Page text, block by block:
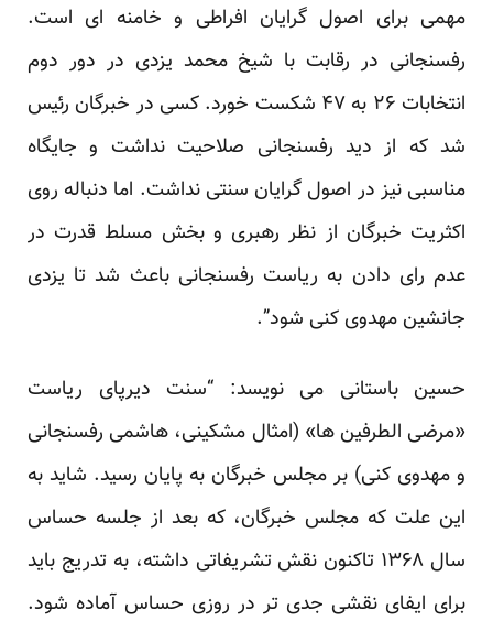
مهمی برای اصول گرایان افراطی و خامنه ای است.
رفسنجانی در رقابت با شیخ محمد یزدی در دور دوم
انتخابات ۲۶ به ۴۷ شکست خورد. کسی در خبرگان رئیس
شد که از دید رفسنجانی صلاحیت نداشت و جایگاه
مناسبی نیز در اصول گرایان سنتی نداشت. اما دنباله روی
اکثریت خبرگان از نظر رهبری و بخش مسلط قدرت در
عدم رای دادن به ریاست رفسنجانی باعث شد تا یزدی
جانشین مهدوی کنی شود”.
حسین باستانی می نویسد: “سنت دیرپای ریاست
«مرضی الطرفین ها» (امثال مشکینی، هاشمی رفسنجانی
و مهدوی کنی) بر مجلس خبرگان به پایان رسید. شاید به
این علت که مجلس خبرگان، که بعد از جلسه حساس
سال ۱۳۶۸ تاکنون نقش تشریفاتی داشته، به تدریج باید
برای ایفای نقشی جدی تر در روزی حساس آماده شود.